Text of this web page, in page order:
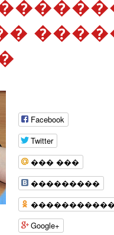
Facebook
Twitter
��� ���
���������
Google+